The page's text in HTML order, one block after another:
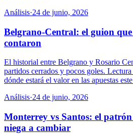
Análisis·24 de junio, 2026
Belgrano-Central: el guion
contaron
El historial entre Belgrano y Rosario
partidos cerrados y pocos goles.
dónde estará el valor en las apuestas
Análisis·24 de junio, 2026
Monterrey vs Santos: el
niega a cambiar